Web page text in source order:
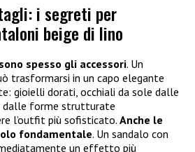
i segreti per
beige di lino
spesso gli accessori. Un
trasformarsi in un capo elegante
gioielli dorati, occhiali da sole dalle
dalle forme strutturate
l’outfit più sofisticato. Anche le
fondamentale. Un sandalo con
un effetto più